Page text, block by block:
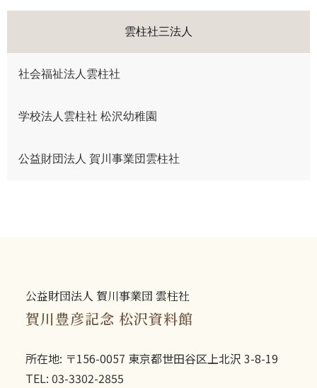
雲柱社三法人
社会福祉法人雲柱社
学校法人雲柱社 松沢幼稚園
公益財団法人 賀川事業団雲柱社
公益財団法人 賀川事業団 雲柱社
賀川豊彦記念 松沢資料館
所在地: 〒156-0057 東京都世田谷区上北沢 3-8-19
TEL: 03-3302-2855